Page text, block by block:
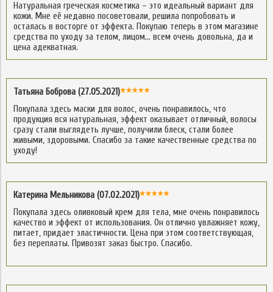
Натуральная греческая косметика – это идеальный вариант для
кожи. Мне её недавно посоветовали, решила попробовать и
осталась в восторге от эффекта. Покупаю теперь в этом магазине
средства по уходу за телом, лицом… всем очень довольна, да и
цена адекватная.
Татьяна Боброва (27.05.2021)
Покупала здесь маски для волос, очень понравилось, что
продукция вся натуральная, эффект оказывает отличный, волосы
сразу стали выглядеть лучше, получили блеск, стали более
живыми, здоровыми. Спасибо за такие качественные средства по
уходу!
Катерина Мельникова (07.02.2021)
Покупала здесь оливковый крем для тела, мне очень понравилось
качество и эффект от использования. Он отлично увлажняет кожу,
питает, придает эластичности. Цена при этом соответствующая,
без переплаты. Привозят заказ быстро. Спасибо.